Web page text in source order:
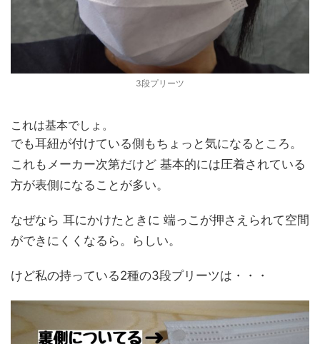
3段プリーツ
これは基本でしょ。
でも耳紐が付けている側もちょっと気になるところ。
これもメーカー次第だけど 基本的には圧着されている
方が表側になることが多い。
なぜなら 耳にかけたときに 端っこが押さえられて空間
ができにくくなるら。らしい。
けど私の持っている2種の3段プリーツは・・・